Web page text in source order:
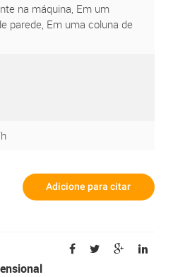
na máquina, Em um
parede, Em uma coluna de